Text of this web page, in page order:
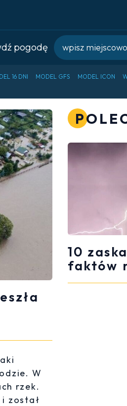
pogodę
16 DNI MODEL GFS MODEL ICON
W
rzek.
został
10
faktów